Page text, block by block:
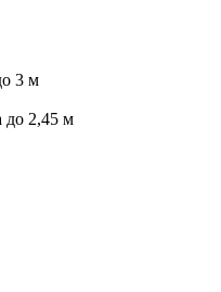
3 м
до 2,45 м